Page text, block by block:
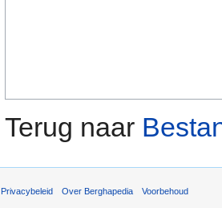
Terug naar
Privacybeleid Over Berghapedia Voorbehoud